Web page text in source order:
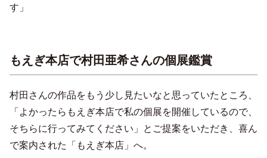
す」
もえぎ本店で村田亜希さんの個展鑑賞
村田さんの作品をもう少し見たいなと思っていたところ、
「よかったらもえぎ本店で私の個展を開催しているので、
そちらに行ってみてください」とご提案をいただき、喜ん
で案内された「もえぎ本店」へ。